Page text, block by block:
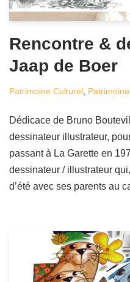
Rencontre &
Jaap de Boer
Patrimoine Culturel,
Dédicace de Bruno
dessinateur illustrateur,
passant à La Garette en
dessinateur / illustrateur
d’été avec ses parents au